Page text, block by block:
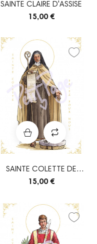
SAINTE CLAIRE D'ASSISE
15,00 €
SAINTE COLETTE DE
CORBIE
15,00 €